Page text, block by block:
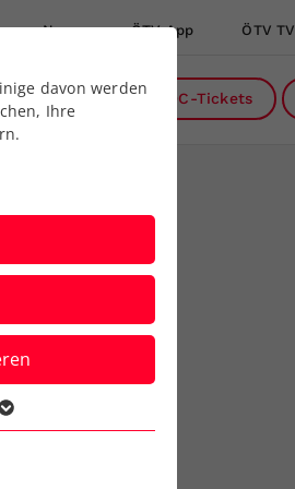
News ÖTV App ÖTV TV
DC-Tickets
davon werden
Ihre
der
Webseite